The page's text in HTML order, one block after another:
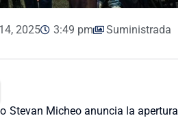
2025 3:49 pm Suministrada
Stevan Micheo anuncia la apertura